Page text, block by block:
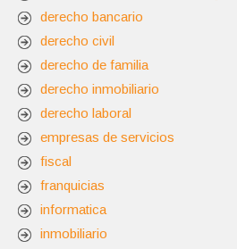
derecho bancario
derecho civil
derecho de familia
derecho inmobiliario
derecho laboral
empresas de servicios
fiscal
franquicias
informatica
inmobiliario